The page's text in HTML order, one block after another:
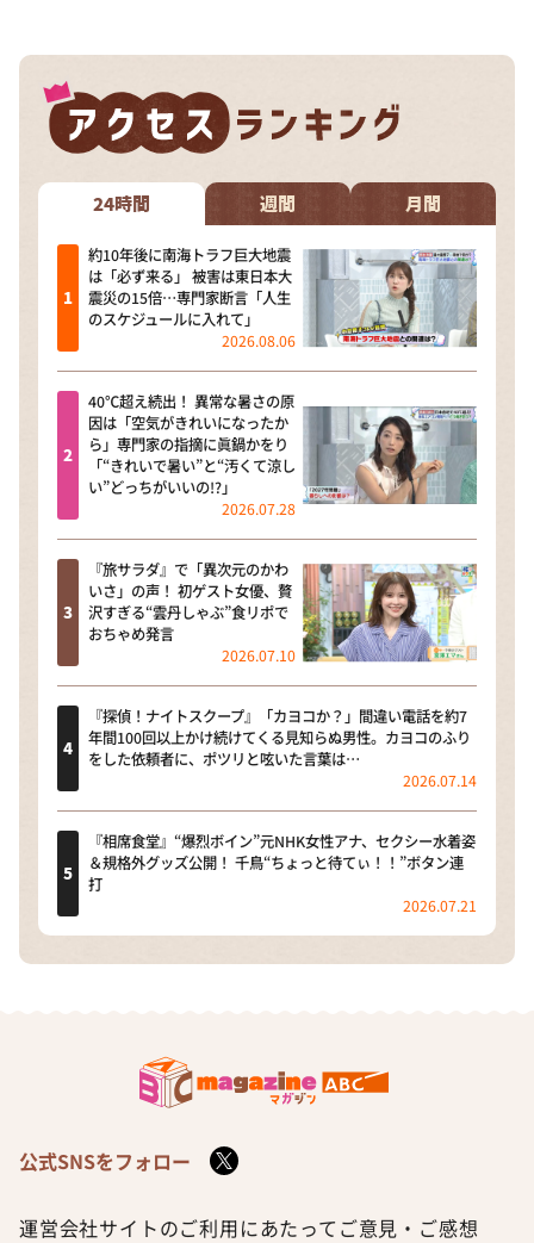
24時間 週間 月間
約10年後に南海トラフ巨大地震
は「必ず来る」 被害は東日本大
震災の15倍…専門家断言「人生
のスケジュールに入れて」
2026.08.06
40℃超え続出！ 異常な暑さの原
因は「空気がきれいになったか
ら」専門家の指摘に眞鍋かをり
「“きれいで暑い”と“汚くて涼し
い”どっちがいいの!?」
2026.07.28
『旅サラダ』で「異次元のかわ
いさ」の声！ 初ゲスト女優、贅
沢すぎる“雲丹しゃぶ”食リポで
おちゃめ発言
2026.07.10
『探偵！ナイトスクープ』「カヨコか？」間違い電話を約7
年間100回以上かけ続けてくる見知らぬ男性。カヨコのふり
をした依頼者に、ポツリと呟いた言葉は…
2026.07.14
『相席食堂』“爆烈ボイン”元NHK女性アナ、セクシー水着姿
＆規格外グッズ公開！ 千鳥“ちょっと待てぃ！！”ボタン連
打
2026.07.21
公式SNSをフォロー
運営会社サイトのご利用にあたって ご意見・ご感想